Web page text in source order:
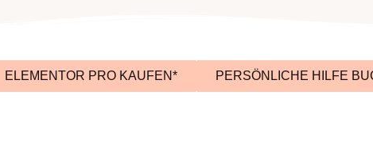
ELEMENTOR PRO KAUFEN* PERSÖNLICHE HILFE